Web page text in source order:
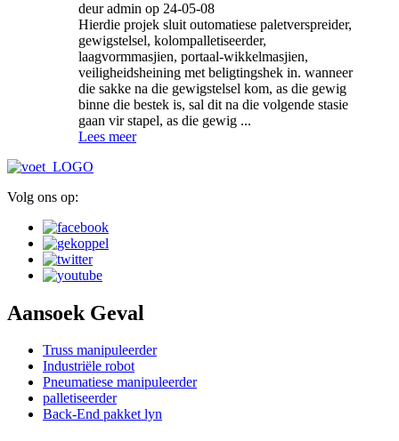
deur admin op 24-05-08
Hierdie projek sluit outomatiese paletverspreider,
gewigstelsel, kolompalletiseerder,
laagvormmasjien, portaal-wikkelmasjien,
veiligheidsheining met beligtingshek in. wanneer
die sakke na die gewigstelsel kom, as die gewig
binne die bestek is, sal dit na die volgende stasie
gaan vir stapel, as die gewig ...
Lees meer
Volg ons op:
Aansoek Geval
Truss manipuleerder
Industriële robot
Pneumatiese manipuleerder
palletiseerder
Back-End pakket lyn